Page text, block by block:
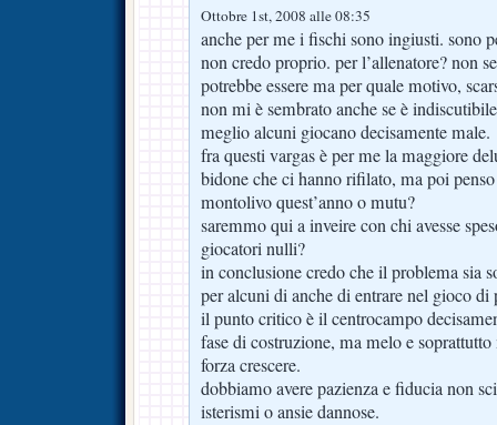
Ottobre 1st, 2008 alle 08:35
anche per me i fischi sono ingiusti. sono
non credo proprio. per l’allenatore? non
potrebbe essere ma per quale motivo,
non mi è sembrato anche se è
meglio alcuni giocano decisamente male.
fra questi vargas è per me la maggiore
bidone che ci hanno rifilato, ma poi
montolivo quest’anno o mutu?
saremmo qui a inveire con chi avesse
giocatori nulli?
in conclusione credo che il problema sia
per alcuni di anche di entrare nel gioco di
il punto critico è il centrocampo
fase di costruzione, ma melo e
forza crescere.
dobbiamo avere pazienza e fiducia non
isterismi o ansie dannose.